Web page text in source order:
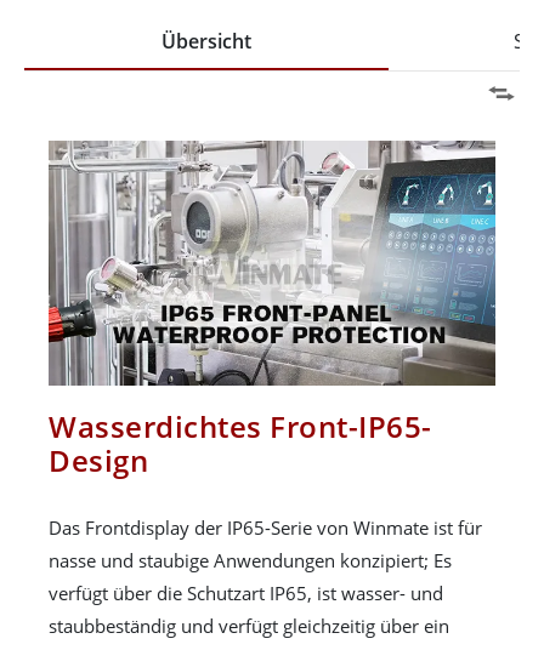
Übersicht
Wasserdichtes Front-IP65-
Design
Das Frontdisplay der IP65-Serie von Winmate ist für
nasse und staubige Anwendungen konzipiert; Es
verfügt über die Schutzart IP65, ist wasser- und
staubbeständig und verfügt gleichzeitig über ein